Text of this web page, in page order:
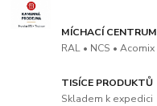
MÍCHACÍ CENTRUM
RAL • NCS • Acomix
TISÍCE PRODUKTŮ
Skladem k expedici